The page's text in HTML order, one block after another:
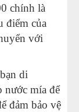
chính là
điểm của
với
di
nước mía để
đảm bảo vệ